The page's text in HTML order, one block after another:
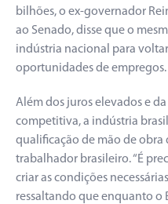
bilhões, o ex-governador
ao Senado, disse que o
indústria nacional para
oportunidades de empregos.
Além dos juros elevados e
competitiva, a indústria
qualificação de mão de
trabalhador brasileiro. “É
criar as condições
ressaltando que enquanto o